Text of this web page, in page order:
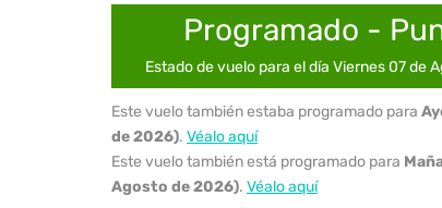
Programado -
Estado de vuelo para el día Viernes 07 de
Este vuelo también estaba programado para
de 2026). Véalo aquí
Este vuelo también está programado para
Agosto de 2026). Véalo aquí